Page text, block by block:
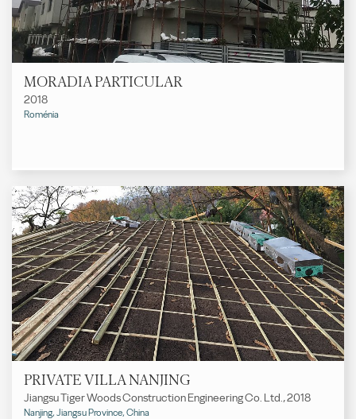
MORADIA PARTICULAR
2018
Roménia
PRIVATE VILLA NANJING
Jiangsu Tiger Woods Construction Engineering Co. Ltd., 2018
Nanjing, Jiangsu Province, China